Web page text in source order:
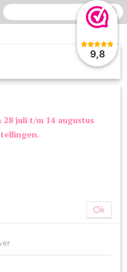
9,8
Funkylicious Lilac Leash
juli t/m 14 augustus
Ok